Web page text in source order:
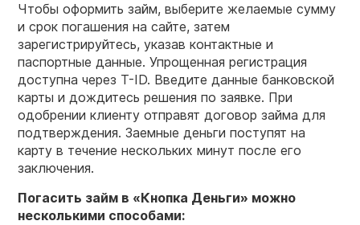
Чтобы оформить займ, выберите желаемые сумму
и срок погашения на сайте, затем
зарегистрируйтесь, указав контактные и
паспортные данные. Упрощенная регистрация
доступна через T-ID. Введите данные банковской
карты и дождитесь решения по заявке. При
одобрении клиенту отправят договор займа для
подтверждения. Заемные деньги поступят на
карту в течение нескольких минут после его
заключения.
Погасить займ в «Кнопка Деньги» можно
несколькими способами: